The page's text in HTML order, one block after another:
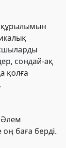
сондай-ақ
қолға
баға берді.